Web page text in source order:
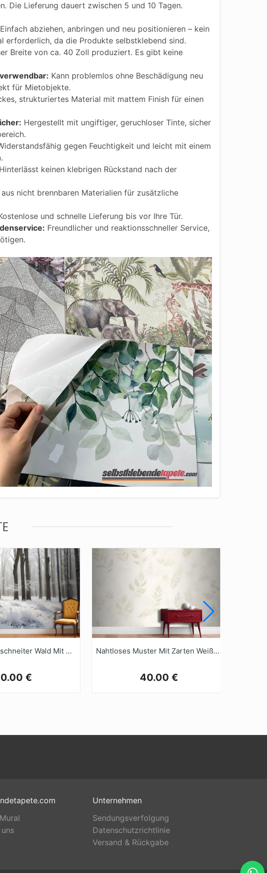
Die Lieferung dauert zwischen 5 und 10 Tagen.
Einfach abziehen, anbringen und neu positionieren – kein
erforderlich, da die Produkte selbstklebend sind.
Breite von ca. 40 Zoll produziert. Es gibt keine
Kann problemlos ohne Beschädigung neu
für Mietobjekte.
strukturiertes Material mit mattem Finish für einen
Hergestellt mit ungiftiger, geruchloser Tinte, sicher
gegen Feuchtigkeit und leicht mit einem
Hinterlässt keinen klebrigen Rückstand nach der
nicht brennbaren Materialien für zusätzliche
und schnelle Lieferung bis vor Ihre Tür.
Freundlicher und reaktionsschneller Service,
Fototapete Verschneiter Wald Mit Hohen Kahlen Bäumen Und Einer Frostschicht Auf Dem Boden
€
Nahtloses Muster Mit Zarten Weißen Blättern Und Floralen Elementen Auf Hellbeigem Tapetenwandbild
40.00 €
Unternehmen
Sendungsverfolgung
Datenschutzrichtlinie
Versand & Rückgabe